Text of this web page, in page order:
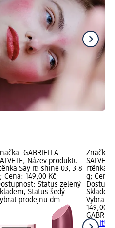
GABRIELLA
Název produktu:
Say It! shine 03, 3,8
Cena: 149,00 Kč;
Status zelený
Status šedý
prodejnu dm
Značka:
rtěnka
g; Cena:
Vybrat
149,00
Say It!